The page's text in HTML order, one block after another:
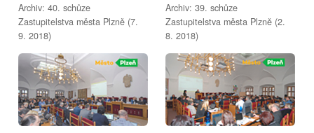
Archiv: 40. schůze
Zastupitelstva města Plzně (7.
9. 2018)
Archiv: 39. schůze
Zastupitelstva města Plzně (2.
8. 2018)